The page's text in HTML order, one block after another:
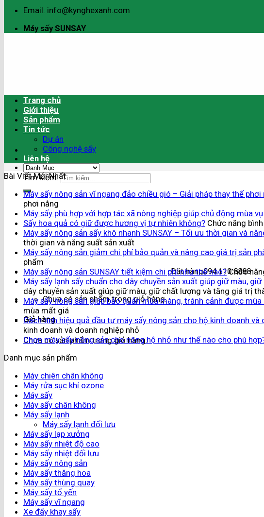
Email: info@kynghexanh.com
Máy sấy SUNSAY
Tìm kiếm:
Đặt hàng094.110.8888
Chưa có sản phẩm trong giỏ hàng.
Giỏ hàng
Chưa có sản phẩm trong giỏ hàng.
Trang chủ
Giới thiệu
Sản phẩm
Tin tức
Dự án
Công nghệ sấy
Liên hệ
Bài Viết Mới Nhất
Máy sấy nông sản vĩ ngang đảo chiều gió – Giải pháp thay thế phơi
phơi nắng
Máy sấy phù hợp với hợp tác xã nông nghiệp giúp chủ động mùa vụ
Sấy hoa quả có giữ được hương vị tự nhiên không? Chức năng
Máy sấy nông sản sấy khô nhanh SUNSAY – Tối ưu thời gian và
thời gian và năng suất sản xuất
Máy sấy nông sản giảm chi phí bảo quản và nâng cao giá trị sản
phẩm
Máy sấy nông sản SUNSAY tiết kiệm chi phí như thế nào? Chức
Máy sấy lạnh sấy chuẩn cho dây chuyền sản xuất giúp giữ màu,
dây chuyền sản xuất giúp giữ màu, giữ chất lượng và tăng giá trị
Máy sấy nông sản giúp bảo quản mùa màng, tránh cảnh được
mùa mất giá
Cách tính hiệu quả đầu tư máy sấy nông sản cho hộ kinh doanh và
kinh doanh và doanh nghiệp nhỏ
Chọn máy sấy nông sản cho nông hộ nhỏ như thế nào cho phù
Danh mục sản phẩm
Máy chiên chân không
Máy rửa sục khí ozone
Máy sấy
Máy sấy chân không
Máy sấy lạnh
Máy sấy lạnh đối lưu
Máy sấy lạp xưởng
Máy sấy nhiệt độ cao
Máy sấy nhiệt đối lưu
Máy sấy nông sản
Máy sấy thăng hoa
Máy sấy thùng quay
Máy sấy tổ yến
Máy sấy vĩ ngang
Xe đẩy khay sấy